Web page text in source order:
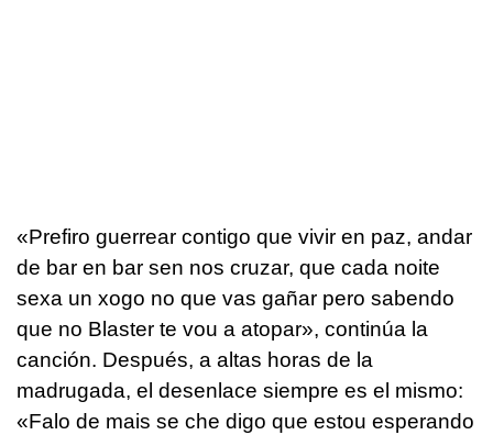
«Prefiro guerrear contigo que vivir en paz, andar
de bar en bar sen nos cruzar, que cada noite
sexa un xogo no que vas gañar pero sabendo
que no Blaster te vou a atopar», continúa la
canción. Después, a altas horas de la
madrugada, el desenlace siempre es el mismo:
«Falo de mais se che digo que estou esperando